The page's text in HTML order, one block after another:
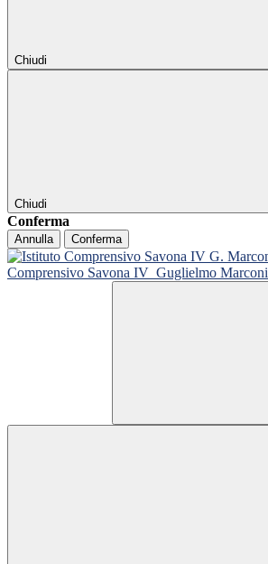
Chiudi
Chiudi
Conferma
Annulla Conferma
Comprensivo Savona IV Guglielmo Marconi